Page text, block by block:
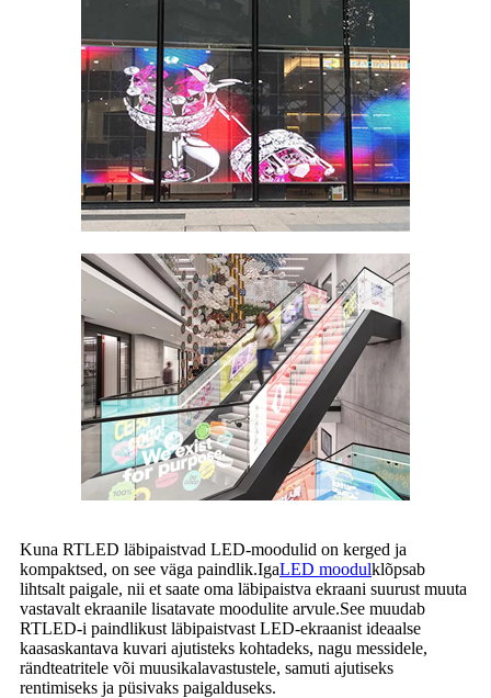
Kuna RTLED läbipaistvad LED-moodulid on kerged ja
kompaktsed, on see väga paindlik.IgaLED moodulklõpsab
lihtsalt paigale, nii et saate oma läbipaistva ekraani suurust muuta
vastavalt ekraanile lisatavate moodulite arvule.See muudab
RTLED-i paindlikust läbipaistvast LED-ekraanist ideaalse
kaasaskantava kuvari ajutisteks kohtadeks, nagu messidele,
rändteatritele või muusikalavastustele, samuti ajutiseks
rentimiseks ja püsivaks paigalduseks.